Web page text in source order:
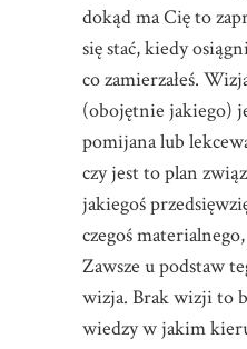
dokąd ma Cię to
się stać, kiedy
co zamierzałeś.
(obojętnie jakiego)
pomijana lub
czy jest to plan
jakiegoś
czegoś
Zawsze u podstaw
wizja. Brak wizji to
wiedzy w jakim